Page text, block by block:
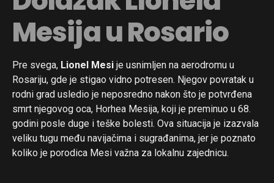
Mesija u Rosario
Pre svega, Lionel Mesi je usnimljen na aerodromu u
Rosariju, gde je stigao vidno potresen. Njegov povratak u
rodni grad usledio je neposredno nakon što je potvrđena
smrt njegovog oca, Horhea Mesija, koji je preminuo u 68.
godini posle duge i teške bolesti. Ova situacija je izazvala
veliku tugu među navijačima i sugrađanima, jer je poznato
koliko je porodica Mesi važna za lokalnu zajednicu.